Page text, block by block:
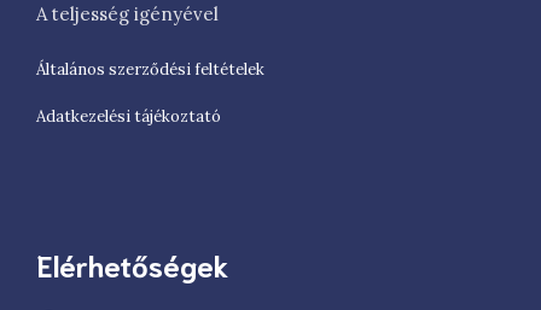
A teljesség igényével
Általános szerződési feltételek
Adatkezelési tájékoztató
Elérhetőségek